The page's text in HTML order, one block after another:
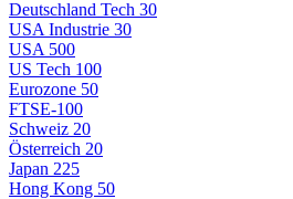
Deutschland Tech 30
USA Industrie 30
USA 500
US Tech 100
Eurozone 50
FTSE-100
Schweiz 20
Österreich 20
Japan 225
Hong Kong 50